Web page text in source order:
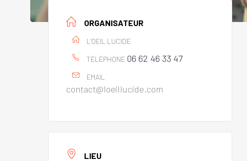
ORGANISATEUR
L'OEIL LUCIDE
TÉLÉPHONE 06 62 46 33 47
EMAIL
contact@loeillucide.com
LIEU